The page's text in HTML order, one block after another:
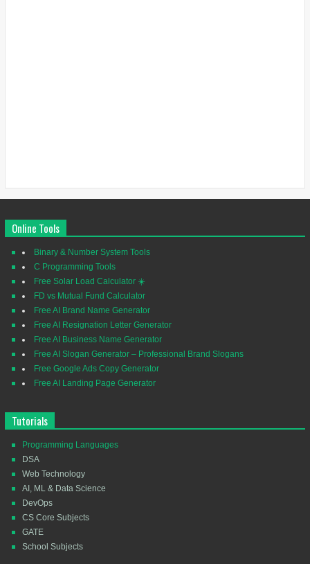
Online Tools
Binary & Number System Tools
C Programming Tools
Free Solar Load Calculator ☀️
FD vs Mutual Fund Calculator
Free AI Brand Name Generator
Free AI Resignation Letter Generator
Free AI Business Name Generator
Free AI Slogan Generator – Professional Brand Slogans
Free Google Ads Copy Generator
Free AI Landing Page Generator
Tutorials
Programming Languages
DSA
Web Technology
AI, ML & Data Science
DevOps
CS Core Subjects
GATE
School Subjects